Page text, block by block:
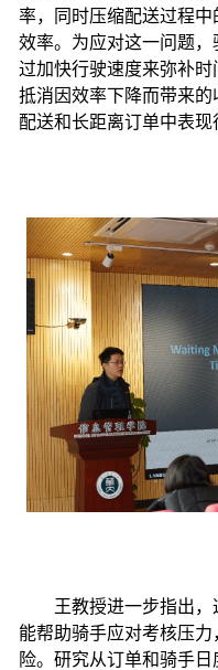
率，同时压缩配送过程
效率。为应对这一问题
过加快行驶速度来弥补
抵消因效率下降而带来
配送和长距离订单中表现
王教授进一步指出，
能帮助骑手应对考核压
险。研究从订单和骑手